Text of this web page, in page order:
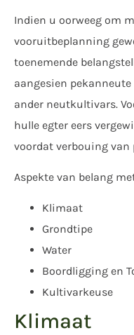
Indien u oorweeg om
vooruitbeplanning
toenemende
aangesien
ander neutkultivars.
hulle egter eers
voordat verbouing van
Aspekte van belang
Klimaat
Grondtipe
Water
Boordligging en
Kultivarkeuse
Klimaat